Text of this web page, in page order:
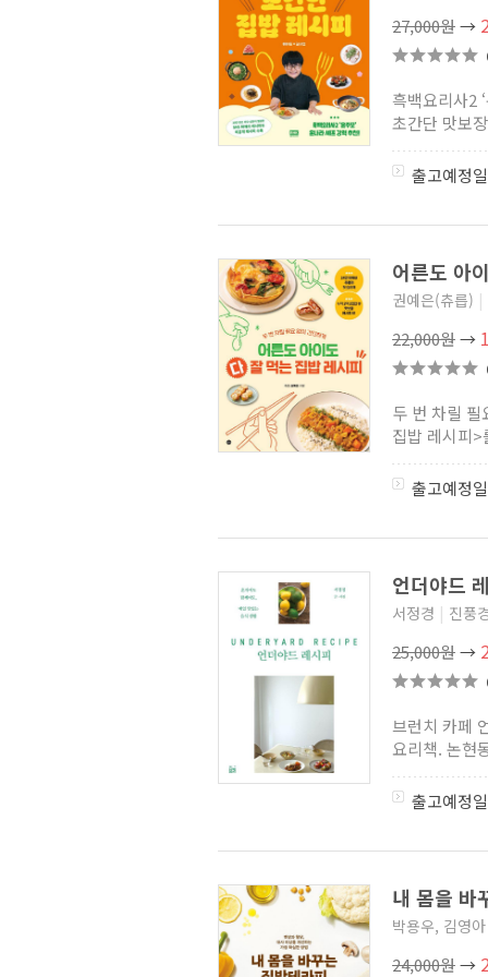
27,000원→
흑백요리사2
초간단 맛보
출고예정
어른도 아
권예은(츄릅) |
22,000원→
두 번 차릴
집밥 레시피>
출고예정
언더야드
서정경 | 진풍
25,000원→
브런치 카페
요리책. 논현
출고예정
내 몸을 바
박용우, 김영아
24,000원→